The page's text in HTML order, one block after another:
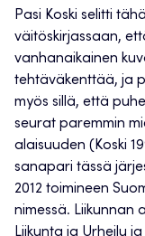
Pasi Koski selitti
väitöskirjassaan,
vanhanaikainen
tehtäväkenttää, ja
myös sillä, että
seurat paremmin
alaisuuden (Koski
sanapari tässä
2012 toimineen
nimessä. Liikunnan
Liikunta ja Urheilu